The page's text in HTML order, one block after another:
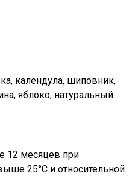
календула, шиповник,
яблоко, натуральный
12 месяцев при
25°С и относительной